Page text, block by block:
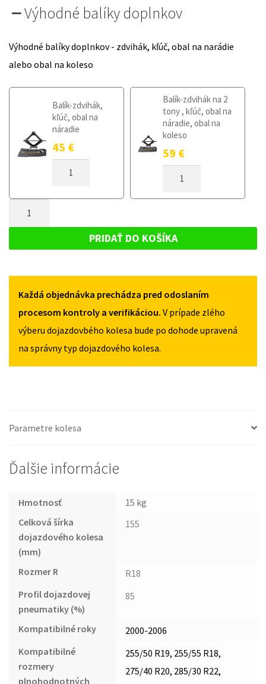
Výhodné balíky doplnkov
Výhodné balíky doplnkov - zdvihák, kľúč, obal na narádie
alebo obal na koleso
Balík-zdvihák,
kľúč, obal na
náradie
45 €
DOJAZDOVÉ
BMW
E53
2006
Balík-zdvihák na 2
tony , kľúč, obal na
náradie, obal na
koleso
59 €
DOJAZDOVÉ
E53
2000-
5X120
BMW
2000-
2006
155/85R18
PRIDAŤ DO KOŠÍKA
Každá objednávka prechádza pred odoslaním
procesom kontroly a verifikáciou. V prípade zlého
výberu dojazdovbého kolesa bude po dohode upravená
na správny typ dojazdového kolesa.
Parametre kolesa
Ďalšie informácie
Hmotnosť
15 kg
Celková šírka
dojazdového kolesa
(mm)
155
Rozmer R
R18
Profil dojazdovej
pneumatiky (%)
85
Kompatibilné roky
2000-2006
Kompatibilné
rozmery
plnohodnotných
255/50 R19, 255/55 R18,
275/40 R20, 285/30 R22,